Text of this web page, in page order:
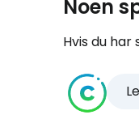
Noen
Hvis du